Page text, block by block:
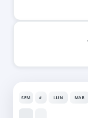
SEM # LUN MAR